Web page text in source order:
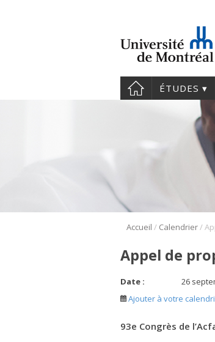
ÉTUDES
Accueil / Calendrier/
Appel de
Date :
26
Ajouter à votre
93e Congrès de